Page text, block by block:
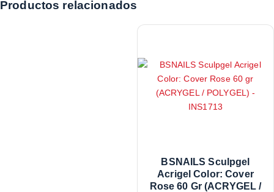
Productos relacionados
BSNAILS Sculpgel
Acrigel Color: Cover
Rose 60 Gr (ACRYGEL /